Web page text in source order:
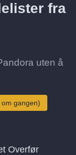
fra
uten å
gangen)
Overfør